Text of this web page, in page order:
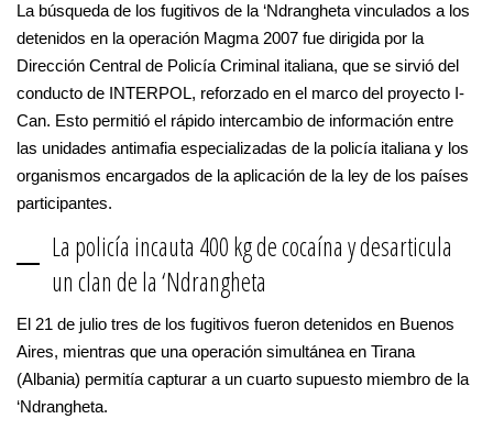
La búsqueda de los fugitivos de la ‘Ndrangheta vinculados a los
detenidos en la operación Magma 2007 fue dirigida por la
Dirección Central de Policía Criminal italiana, que se sirvió del
conducto de INTERPOL, reforzado en el marco del proyecto I-
Can. Esto permitió el rápido intercambio de información entre
las unidades antimafia especializadas de la policía italiana y los
organismos encargados de la aplicación de la ley de los países
participantes.
La policía incauta 400 kg de cocaína y desarticula
un clan de la ‘Ndrangheta
El 21 de julio tres de los fugitivos fueron detenidos en Buenos
Aires, mientras que una operación simultánea en Tirana
(Albania) permitía capturar a un cuarto supuesto miembro de la
‘Ndrangheta.